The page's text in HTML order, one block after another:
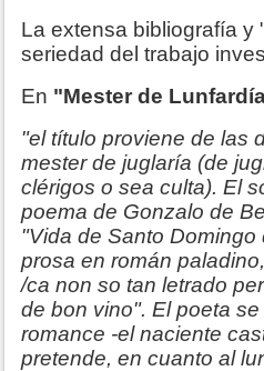
La extensa bibliografía y
seriedad del trabajo
En "Mester de
"el título proviene de las
mester de juglaría (de
clérigos o sea culta). El
poema de Gonzalo de
"Vida de Santo
prosa en román
/ca non so tan letrado
de bon vino". El poeta
romance -el naciente
pretende, en cuanto al